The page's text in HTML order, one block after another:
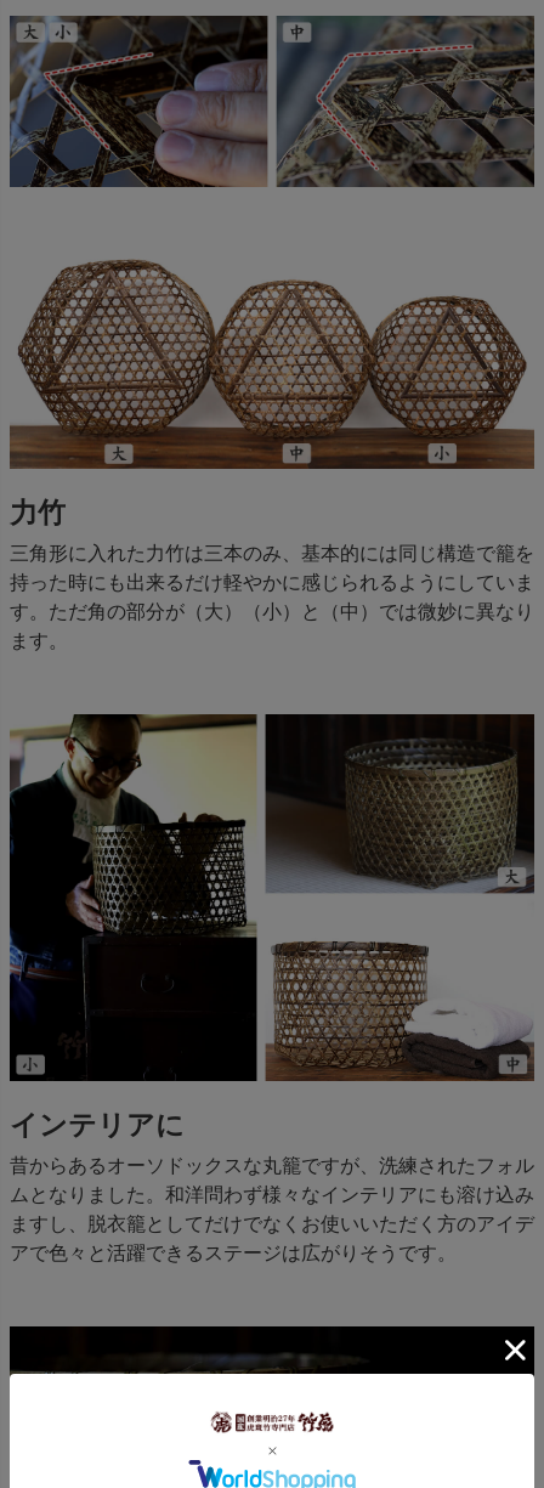
力竹
三角形に入れた力竹は三本のみ、基本的には同じ構造で籠を
持った時にも出来るだけ軽やかに感じられるようにしていま
す。ただ角の部分が（大）（小）と（中）では微妙に異なり
ます。
インテリアに
昔からあるオーソドックスな丸籠ですが、洗練されたフォル
ムとなりました。和洋問わず様々なインテリアにも溶け込み
ますし、脱衣籠としてだけでなくお使いいただく方のアイデ
アで色々と活躍できるステージは広がりそうです。